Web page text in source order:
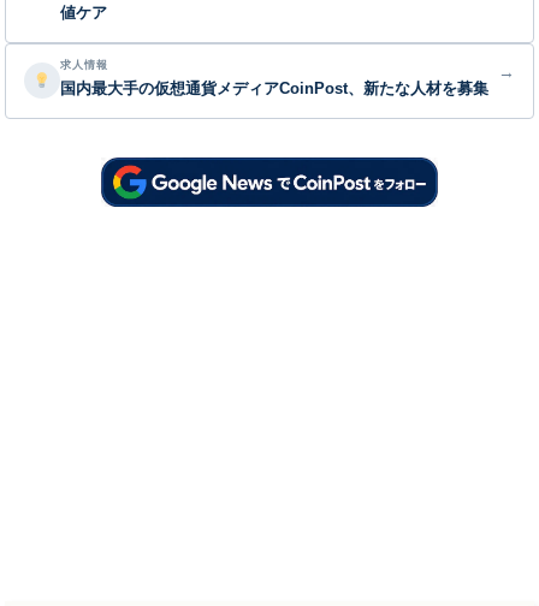
値ケア
求人情報
国内最大手の仮想通貨メディアCoinPost、新たな人材を募集
→